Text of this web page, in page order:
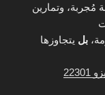
مُجربة، وتمارين
بل يتجاوزها